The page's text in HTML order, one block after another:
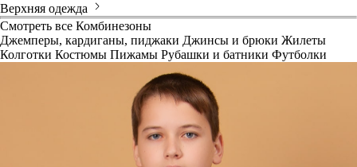
Верхняя одежда
Смотреть все Комбинезоны
Джемперы, кардиганы, пиджаки Джинсы и брюки Жилеты
Колготки Костюмы Пижамы Рубашки и батники Футболки